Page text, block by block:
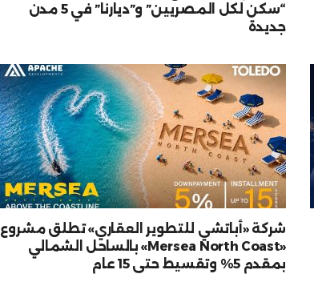
“سكن لكل المصريين” و”ديارنا” في 5 مدن
جديدة
شركة «أباتشي للتطوير العقاري» تطلق مشروع
«Mersea North Coast» بالساحل الشمالي
بمقدم 5% وتقسيط حتى 15 عام